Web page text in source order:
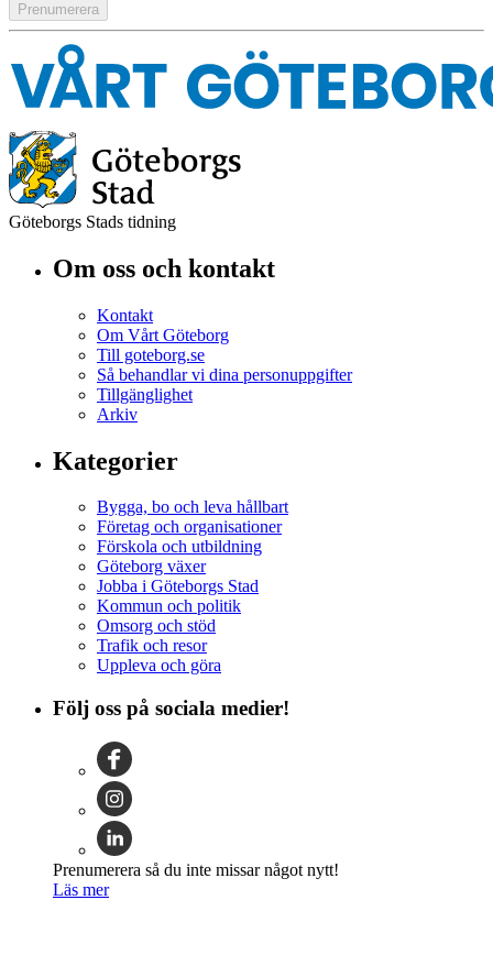
Göteborgs Stads tidning
Om oss och kontakt
Kontakt
Om Vårt Göteborg
Till goteborg.se
Så behandlar vi dina personuppgifter
Tillgänglighet
Arkiv
Kategorier
Bygga, bo och leva hållbart
Företag och organisationer
Förskola och utbildning
Göteborg växer
Jobba i Göteborgs Stad
Kommun och politik
Omsorg och stöd
Trafik och resor
Uppleva och göra
Följ oss på sociala medier!
Prenumerera så du inte missar något nytt!
Läs mer